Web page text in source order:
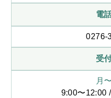
電
0276-
受
月
9:00〜12:00